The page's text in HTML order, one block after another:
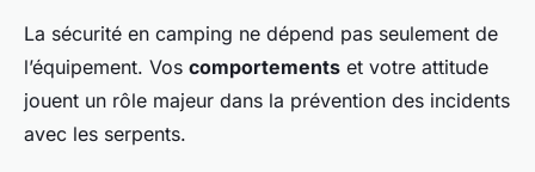
La sécurité en camping ne dépend pas seulement de
l’équipement. Vos comportements et votre attitude
jouent un rôle majeur dans la prévention des incidents
avec les serpents.